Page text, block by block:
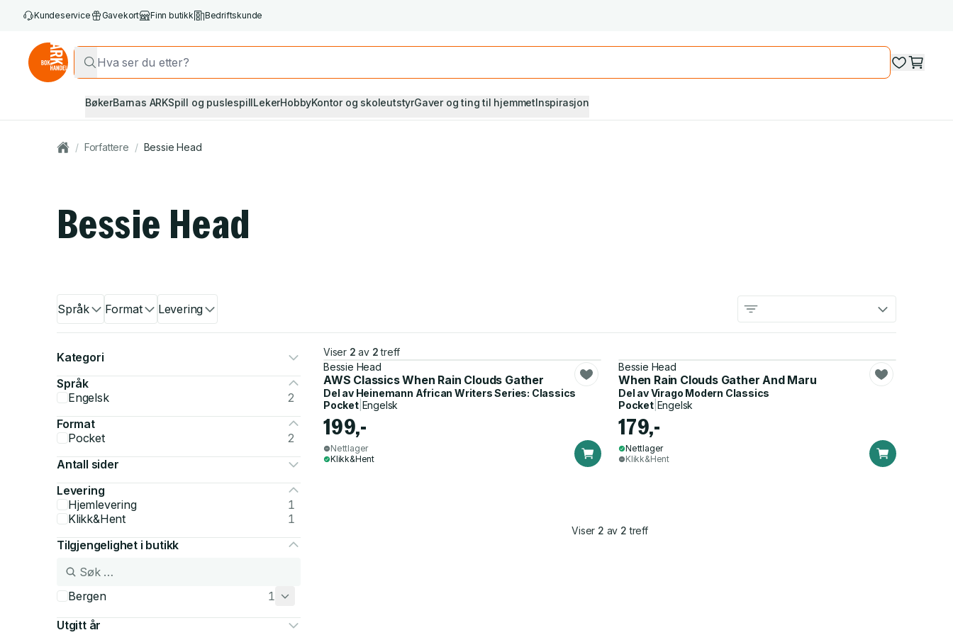
Kundeservice Gavekort Finn butikk Bedriftskunde
BøkerBarnas ARKSpill og puslespillLekerHobbyKontor og skoleutstyrGaver og ting til hjemmetInspirasjon
/ Forfattere / Bessie Head
Bessie Head
Språk Format Levering
Kategori
Språk
Engelsk
2
Format
Pocket
2
Antall sider
Levering
Hjemlevering
1
Klikk&Hent
1
Tilgjengelighet i butikk
Bergen 1
Utgitt år
Viser 2 av 2 treff
Bessie Head
AWS Classics When Rain Clouds Gather
Del av Heinemann African Writers Series: Classics
Pocket| Engelsk
199,-
Nettlager
Klikk&Hent
Bessie Head
When Rain Clouds Gather And Maru
Del avVirago Modern Classics
Pocket| Engelsk
179,-
Nettlager
Klikk&Hent
Viser 2 av 2 treff